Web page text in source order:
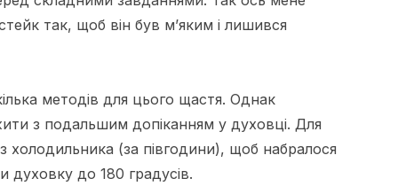
так, щоб він був м’яким і лишився
методів для цього щастя. Однак
з подальшим допіканням у духовці. Для
холодильника (за півгодини), щоб набралося
духовку до 180 градусів.